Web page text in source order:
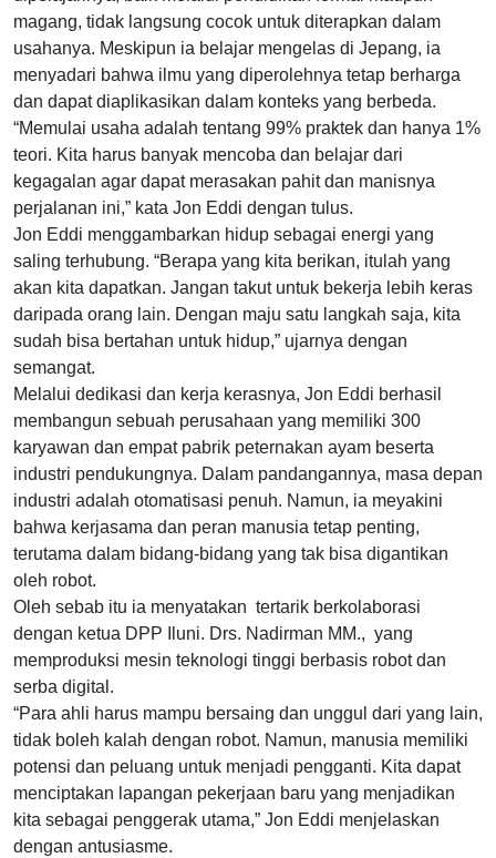
magang, tidak langsung cocok untuk diterapkan dalam
usahanya. Meskipun ia belajar mengelas di Jepang, ia
menyadari bahwa ilmu yang diperolehnya tetap berharga
dan dapat diaplikasikan dalam konteks yang berbeda.
“Memulai usaha adalah tentang 99% praktek dan hanya 1%
teori. Kita harus banyak mencoba dan belajar dari
kegagalan agar dapat merasakan pahit dan manisnya
perjalanan ini,” kata Jon Eddi dengan tulus.
Jon Eddi menggambarkan hidup sebagai energi yang
saling terhubung. “Berapa yang kita berikan, itulah yang
akan kita dapatkan. Jangan takut untuk bekerja lebih keras
daripada orang lain. Dengan maju satu langkah saja, kita
sudah bisa bertahan untuk hidup,” ujarnya dengan
semangat.
Melalui dedikasi dan kerja kerasnya, Jon Eddi berhasil
membangun sebuah perusahaan yang memiliki 300
karyawan dan empat pabrik peternakan ayam beserta
industri pendukungnya. Dalam pandangannya, masa depan
industri adalah otomatisasi penuh. Namun, ia meyakini
bahwa kerjasama dan peran manusia tetap penting,
terutama dalam bidang-bidang yang tak bisa digantikan
oleh robot.
Oleh sebab itu ia menyatakan tertarik berkolaborasi
dengan ketua DPP Iluni. Drs. Nadirman MM., yang
memproduksi mesin teknologi tinggi berbasis robot dan
serba digital.
“Para ahli harus mampu bersaing dan unggul dari yang lain,
tidak boleh kalah dengan robot. Namun, manusia memiliki
potensi dan peluang untuk menjadi pengganti. Kita dapat
menciptakan lapangan pekerjaan baru yang menjadikan
kita sebagai penggerak utama,” Jon Eddi menjelaskan
dengan antusiasme.